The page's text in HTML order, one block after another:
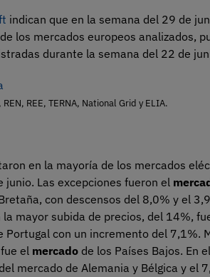
indican que en la semana del 29 de
los mercados europeos analizados,
durante la semana del 22 de
REE, TERNA, National Grid y ELIA.
en la mayoría de los mercados
Las excepciones fueron el
con descensos del 8,0% y el
mayor subida de precios, del 14%,
Portugal con un incremento del 7,1%.
el mercado de los Países Bajos. En
mercado de Alemania y Bélgica y el